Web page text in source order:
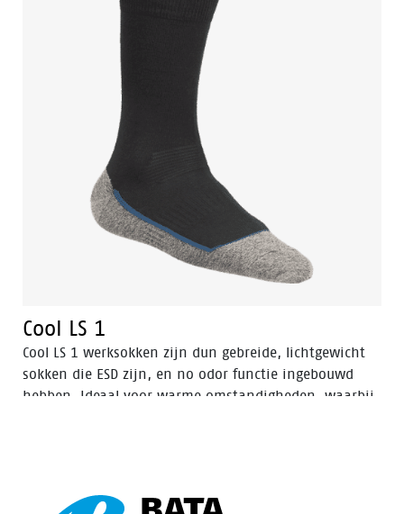
Cool LS 1
Cool LS 1 werksokken zijn dun gebreide, lichtgewicht
sokken die ESD zijn, en no odor functie ingebouwd
hebben. Ideaal voor warme omstandigheden, waarbij